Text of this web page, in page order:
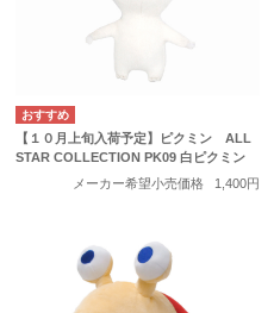
【１０月上旬入荷予定】ピクミン ALL
STAR COLLECTION PK09 白ピクミン
メーカー希望小売価格
1,400円